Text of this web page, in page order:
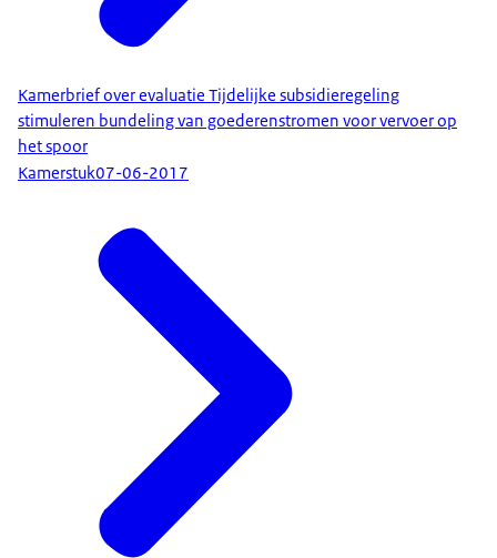
Kamerbrief over evaluatie Tijdelijke subsidieregeling
stimuleren bundeling van goederenstromen voor vervoer op
het spoor
Kamerstuk07-06-2017